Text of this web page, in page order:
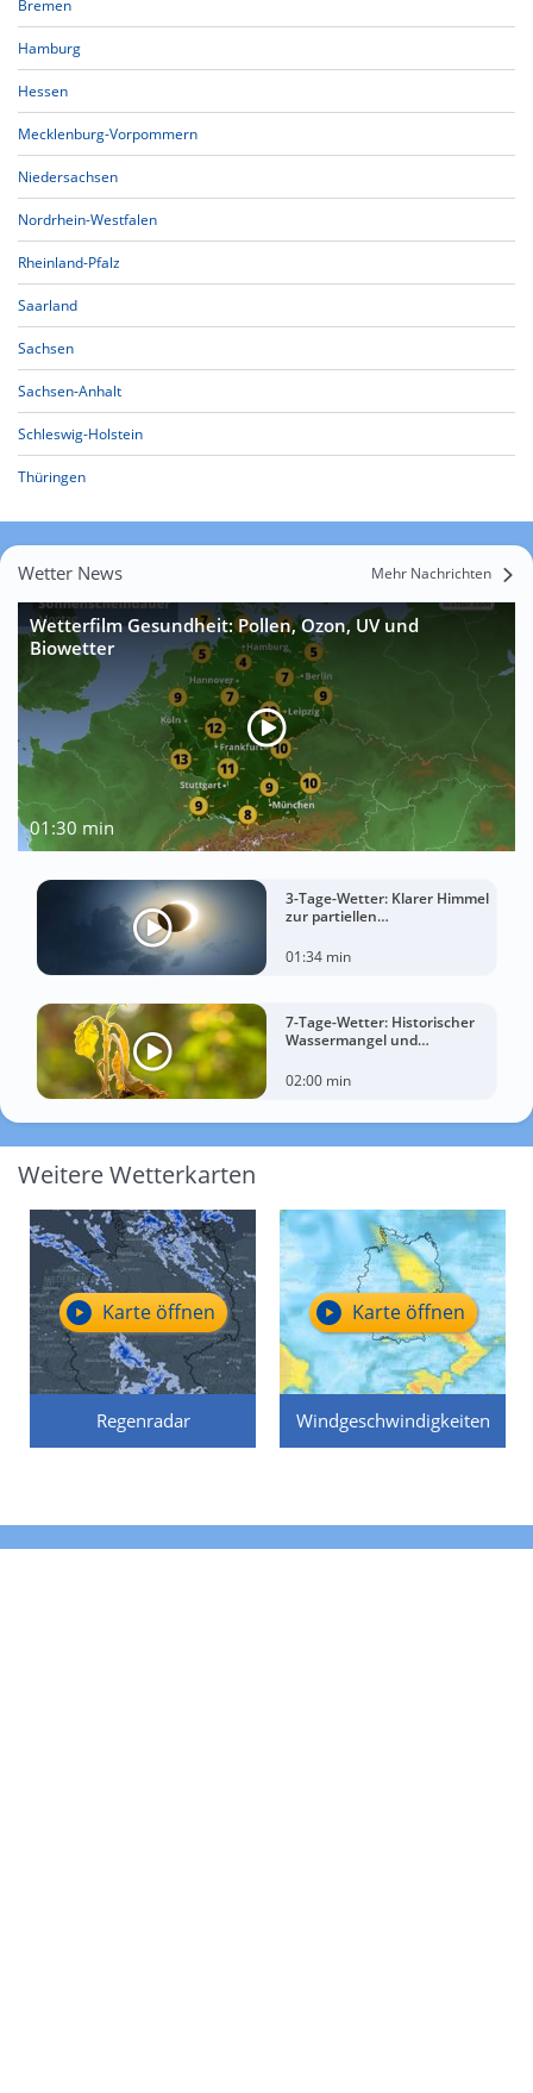
Bremen
Hamburg
Hessen
Mecklenburg-Vorpommern
Niedersachsen
Nordrhein-Westfalen
Rheinland-Pfalz
Saarland
Sachsen
Sachsen-Anhalt
Schleswig-Holstein
Thüringen
Wetter News Mehr Nachrichten
Wetterfilm Gesundheit: Pollen, Ozon, UV und
Biowetter
01:30 min
3-Tage-Wetter: Klarer Himmel
zur partiellen
Mittwoch?
01:34 min
7-Tage-Wetter: Historischer
Wassermangel und
02:00 min
Weitere Wetterkarten
Regenradar
Karte öffnen
Windgeschwindigkeiten
Karte öffnen